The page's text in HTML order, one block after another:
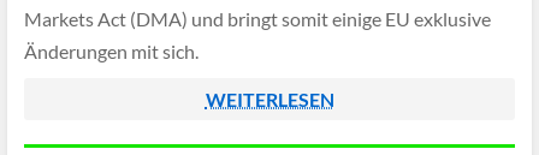
Markets Act (DMA) und bringt somit einige EU exklusive
Änderungen mit sich.
WEITERLESEN